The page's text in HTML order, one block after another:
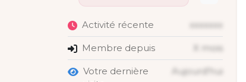
Activité récente xxxxxxx
Membre depuis X mois
Votre dernière
Aujourd'hui